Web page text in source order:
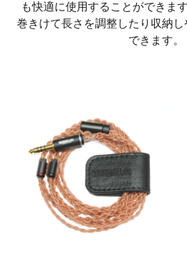
も快適に使用することができま
巻きけて長さを調整したり収納
できます。